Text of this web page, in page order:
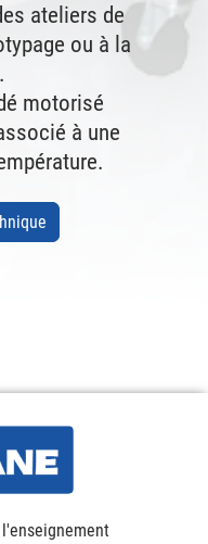
ateliers de
ou à la
motorisé
à une